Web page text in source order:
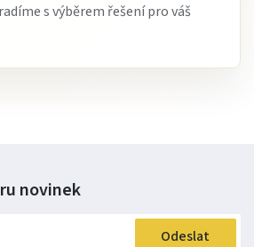
s výběrem řešení pro váš
novinek
Odeslat